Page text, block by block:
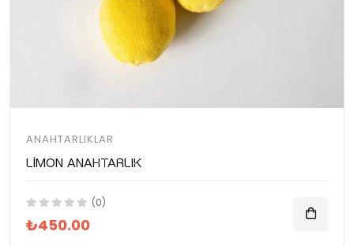
ANAHTARLIKLAR
Limon Anahtarlık
(0)
₺450.00